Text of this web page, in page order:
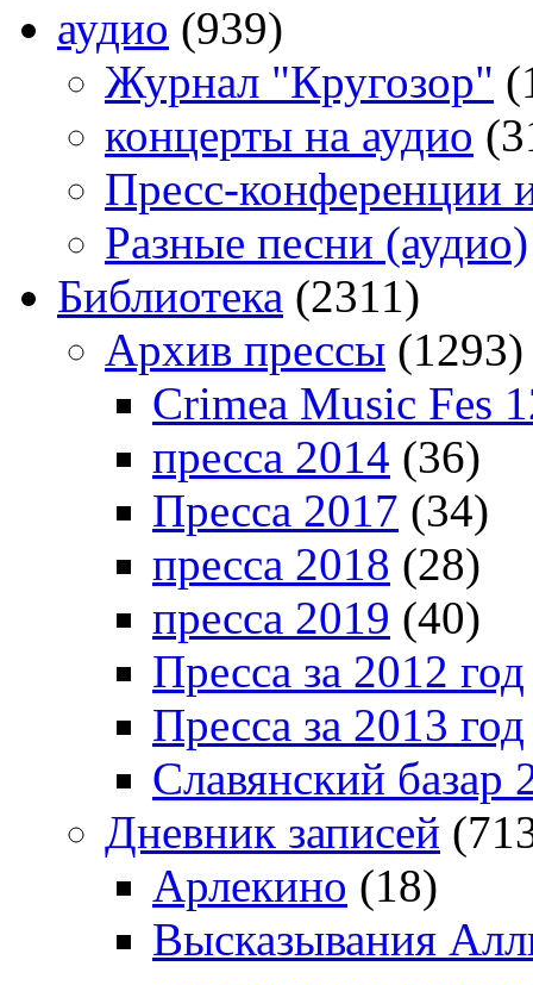
аудио (939)
Журнал "Кругозор"
концерты на аудио
Пресс-конференции
Разные песни (аудио)
Библиотека (2311)
Архив прессы (1293)
Crimea Music Fes
пресса 2014 (36)
Пресса 2017 (34)
пресса 2018 (28)
пресса 2019 (40)
Пресса за 2012 год
Пресса за 2013 год
Славянский базар
Дневник записей
Арлекино (18)
Высказывания